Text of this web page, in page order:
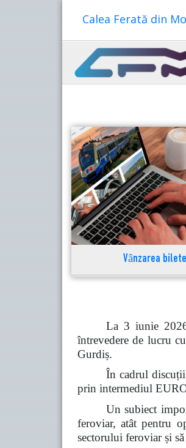
Calea Ferată din
Vânzarea
La 3 iunie
întrevedere de lucru
Gurdiș.
În cadrul
prin intermediul
Un subiect
feroviar, atât pentru
sectorului feroviar și